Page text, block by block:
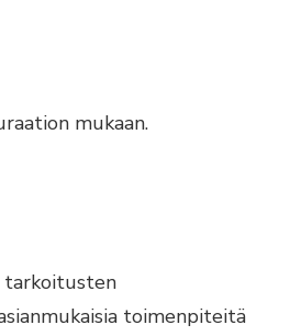
mukaan.
tarkoitusten
toimenpiteitä